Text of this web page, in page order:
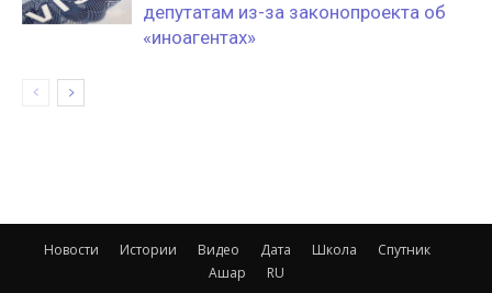
депутатам из-за законопроекта об
«иноагентах»
Новости Истории Видео Дата Школа
Спутник
Ашар
RU